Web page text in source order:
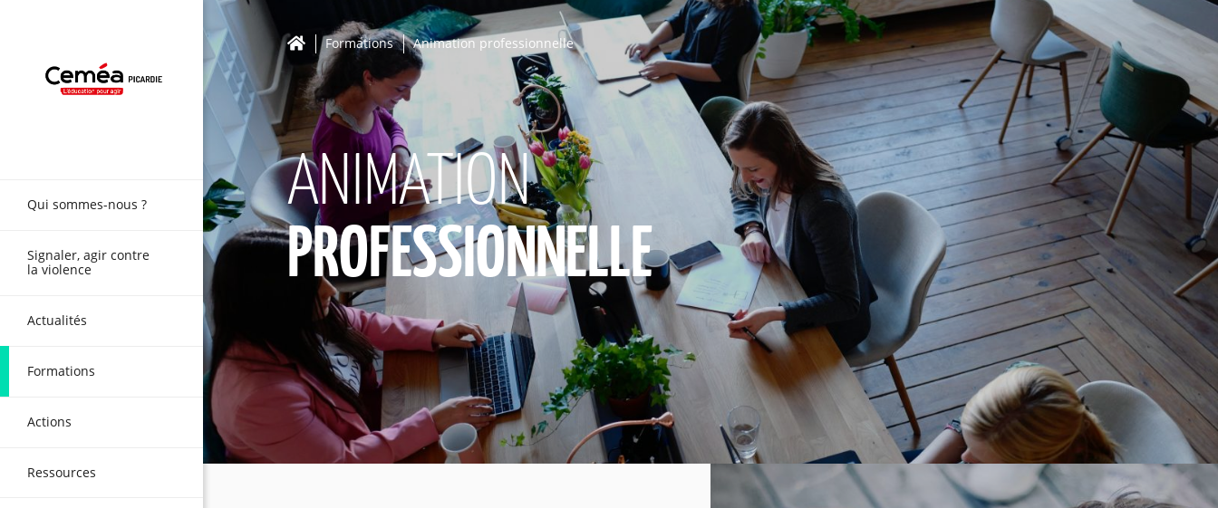
Formations Animation professionnelle
ANIMATION
PROFESSIONNELLE
Qui sommes-nous ?
Signaler, agir contre
la violence
Actualités
Formations
Actions
Ressources